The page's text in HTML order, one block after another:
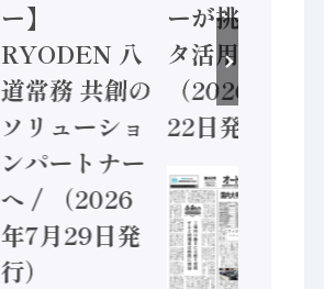
ー】
RYODEN 八
道常務 共創の
ソリューショ
ンパートナー
へ / （2026
年7月29日発
行）
ーが挑むデー
タ活用 など
（2026年7月
22日発行）